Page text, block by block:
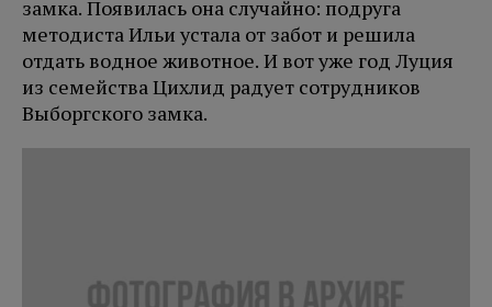
замка. Появилась она случайно: подруга
методиста Ильи устала от забот и решила
отдать водное животное. И вот уже год Луция
из семейства Цихлид радует сотрудников
Выборгского замка.